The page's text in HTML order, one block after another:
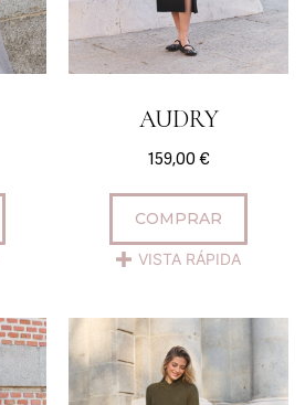
AUDRY
159,00€
COMPRAR
VISTA RÁPIDA